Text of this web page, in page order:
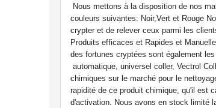
Nous mettons à la disposition de nos
couleurs suivantes: Noir,Vert et Rouge
crypter et de relever ceux parmi les
Produits efficaces et Rapides et
des fortunes cryptées sont également
automatique, universel coller, Vectrol
chimiques sur le marché pour le
rapidité de ce produit chimique, qu'il est
d'activation. Nous avons en stock limité